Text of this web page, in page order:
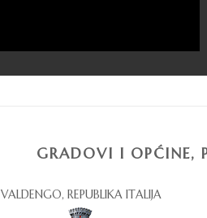
GRADOVI I OPĆINE,
VALDENGO, REPUBLIKA ITALIJA